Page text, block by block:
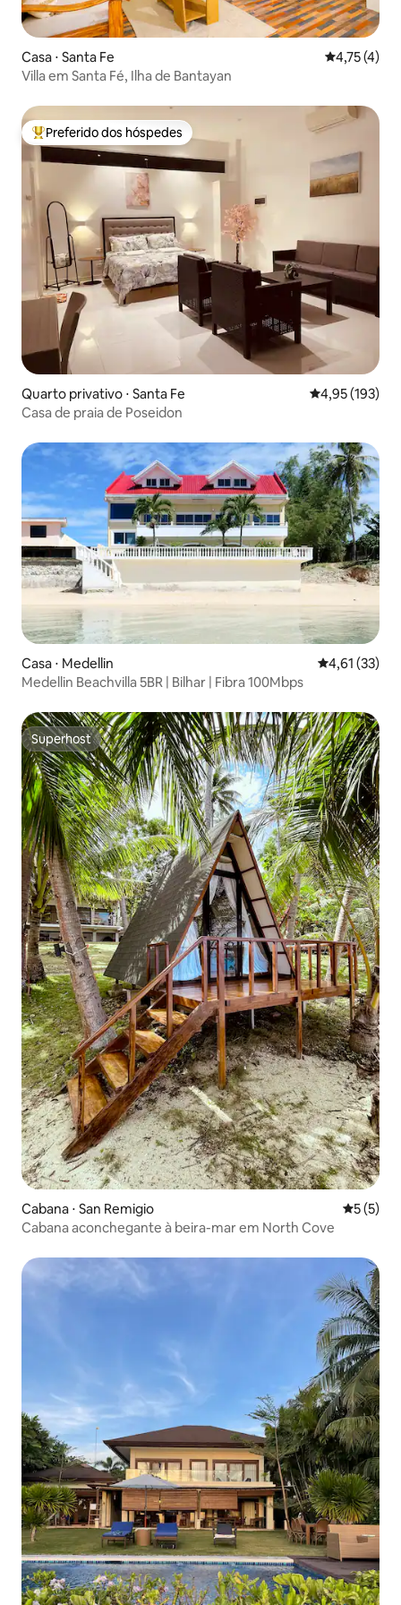
Casa ⋅ Santa Fe 4,75 de
4,75 (4)
Villa em Santa Fé, Ilha de Bantayan
Entre os melhores preferidos dos hóspedes
Preferido dos hóspedes
Quarto privativo ⋅ Santa Fe 4,95 de uma
4,95 (193)
Casa de praia de Poseidon
Casa ⋅ Medellin 4,61 de uma
4,61 (33)
Medellin Beachvilla 5BR | Bilhar | Fibra 100Mbps
Superhost
Superhost
Cabana ⋅ San Remigio 5 de
5 (5)
Cabana aconchegante à beira-mar em North Cove